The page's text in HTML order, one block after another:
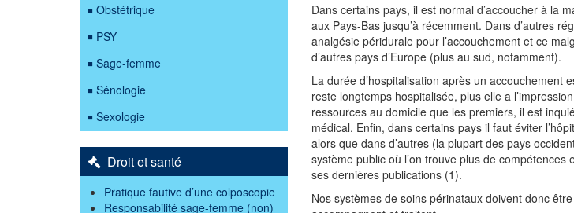
Dans certains pays, il est normal d’accoucher à la
aux Pays-Bas jusqu’à récemment. Dans d’autres
analgésie péridurale pour l’accouchement et ce
d’autres pays d’Europe (plus au sud, notamment).
La durée d’hospitalisation après un
reste longtemps hospitalisée, plus elle a
ressources au domicile que les premiers, il est
médical. Enfin, dans certains pays il faut éviter
alors que dans d’autres (la plupart des pays
système public où l’on trouve plus de compétences
ses dernières publications (1).
Nos systèmes de soins périnataux doivent donc
Obstétrique
PSY
Sage-femme
Sénologie
Sexologie
Droit et santé
Pratique fautive d’une colposcopie
Responsabilité sage-femme (non)